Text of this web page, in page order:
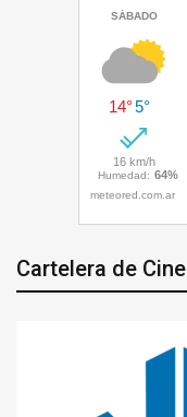
Cartelera de Cine